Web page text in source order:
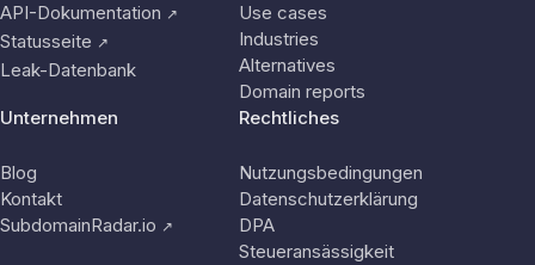
API-Dokumentation ↗
Statusseite ↗
Leak-Datenbank
Use cases
Industries
Alternatives
Domain reports
Unternehmen
Blog
Kontakt
SubdomainRadar.io ↗
Rechtliches
Nutzungsbedingungen
Datenschutzerklärung
DPA
Steueransässigkeit